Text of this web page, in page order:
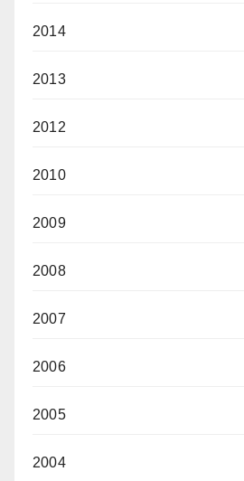
2014
2013
2012
2010
2009
2008
2007
2006
2005
2004